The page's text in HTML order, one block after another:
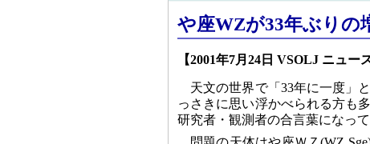
や座WZが33年ぶりの
【2001年7月24日 VSOLJ ニュー
天文の世界で「33年に一度」
っさきに思い浮かべられる方も
研究者・観測者の合言葉になっ